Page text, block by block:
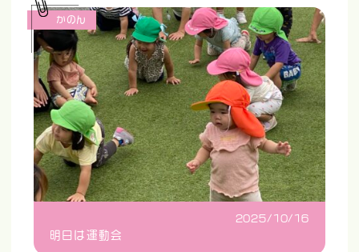
2025/10/16
明日は運動会
かのん